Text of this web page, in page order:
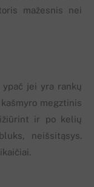
mažesnis nei
jei yra rankų
megztinis
ir po kelių
neišsitąsys.